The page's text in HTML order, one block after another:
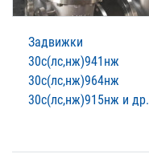
Задвижки
30с(лс,нж)941нж
30с(лс,нж)964нж
30с(лс,нж)915нж и др.